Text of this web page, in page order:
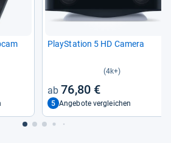
Play­Sta­tion 5 HD Camera
(4k+)
76,80 €
5 Angebote vergleichen